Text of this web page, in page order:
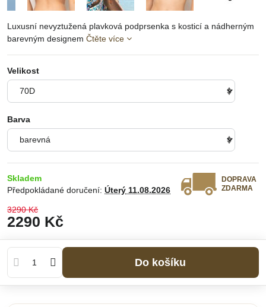
Luxusní nevyztužená plavková podprsenka s kosticí a nádherným
barevným designem Čtěte více
Velikost
Barva
Skladem
Předpokládané doručení: Úterý 11.08.2026
DOPRAVA
ZDARMA
3290 Kč
2290 Kč
Do košíku